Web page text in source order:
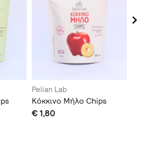
Pelian Lab
Κόκκινο Μήλο Chips
€ 1,80